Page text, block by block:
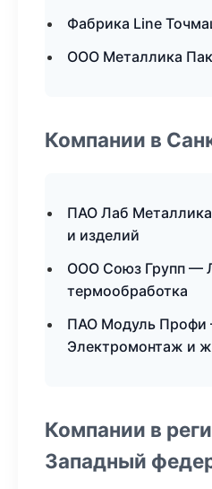
Фабрика Line
ООО Металлика
Компании в
ПАО Лаб
и изделий
ООО Союз Групп —
термообработка
ПАО Модуль
Электромонтаж и
Компании в
Западный